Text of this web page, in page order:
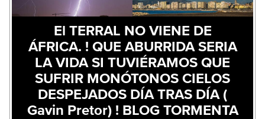
El TERRAL NO VIENE DE
ÁFRICA. ! QUE ABURRIDA SERIA
LA VIDA SI TUVIÉRAMOS QUE
SUFRIR MONÓTONOS CIELOS
DESPEJADOS DÍA TRAS DÍA (
Gavin Pretor) ! BLOG TORMENTA